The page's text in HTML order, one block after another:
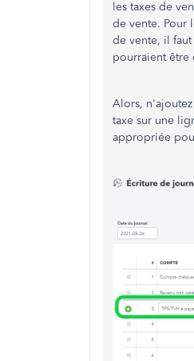
les taxes de
de vente. Pour
de vente, il
pourraient être
Alors,
taxe sur une
appropriée